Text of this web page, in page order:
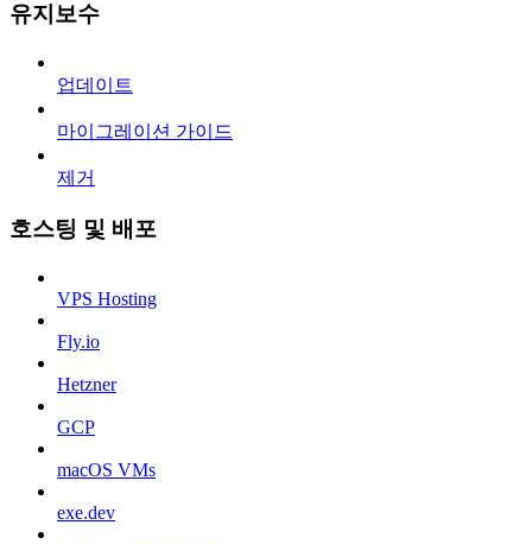
유지보수
업데이트
마이그레이션 가이드
제거
호스팅 및 배포
VPS Hosting
Fly.io
Hetzner
GCP
macOS VMs
exe.dev